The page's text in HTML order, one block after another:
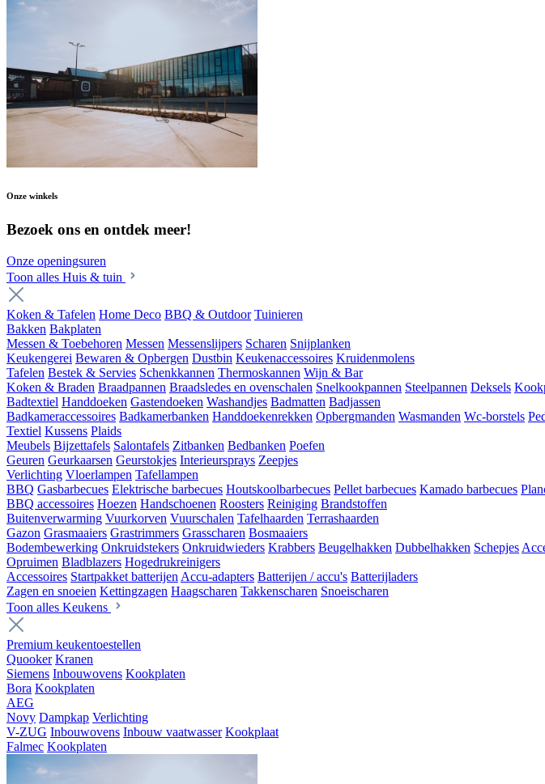
Onze winkels
Bezoek ons en ontdek meer!
Onze openingsuren
Toon alles Huis & tuin
Koken & Tafelen Home Deco BBQ & Outdoor Tuinieren
Bakken Bakplaten
Messen & Toebehoren Messen Messenslijpers Scharen Snijplanken
Keukengerei Bewaren & Opbergen Dustbin Keukenaccessoires Kruidenmolens
Tafelen Bestek & Servies Schenkkannen Thermoskannen Wijn & Bar
Koken & Braden Braadpannen Braadsledes en ovenschalen Snelkookpannen Steelpannen Deksels
Badtextiel Handdoeken Gastendoeken Washandjes Badmatten Badjassen
Badkameraccessoires Badkamerbanken Handdoekenrekken Opbergmanden Wasmanden Wc-borstels
Textiel Kussens Plaids
Meubels Bijzettafels Salontafels Zitbanken Bedbanken Poefen
Geuren Geurkaarsen Geurstokjes Interieursprays Zeepjes
Verlichting Vloerlampen Tafellampen
BBQ Gasbarbecues Elektrische barbecues Houtskoolbarbecues Pellet barbecues Kamado barbecues
BBQ accessoires Hoezen Handschoenen Roosters Reiniging Brandstoffen
Buitenverwarming Vuurkorven Vuurschalen Tafelhaarden Terrashaarden
Gazon Grasmaaiers Grastrimmers Grasscharen Bosmaaiers
Bodembewerking Onkruidstekers Onkruidwieders Krabbers Beugelhakken Dubbelhakken Schepjes
Opruimen Bladblazers Hogedrukreinigers
Accessoires Startpakket batterijen Accu-adapters Batterijen / accu's Batterijladers
Zagen en snoeien Kettingzagen Haagscharen Takkenscharen Snoeischaren
Toon alles Keukens
Premium keukentoestellen
Quooker Kranen
Siemens Inbouwovens Kookplaten
Bora Kookplaten
AEG
Novy Dampkap Verlichting
V-ZUG Inbouwovens Inbouw vaatwasser Kookplaat
Falmec Kookplaten